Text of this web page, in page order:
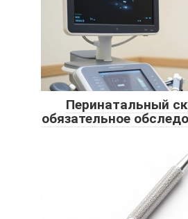
Перинатальный
обязательное